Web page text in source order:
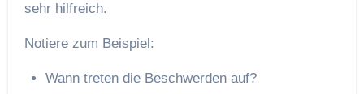
sehr hilfreich.
Notiere zum Beispiel:
Wann treten die Beschwerden auf?